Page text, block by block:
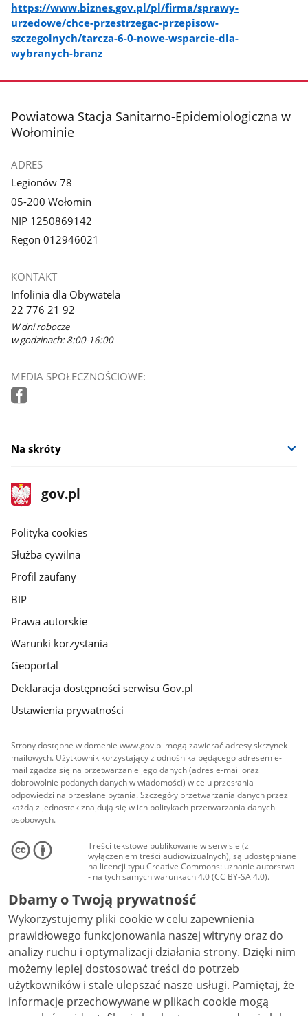
https://www.biznes.gov.pl/pl/firma/sprawy-
urzedowe/chce-przestrzegac-przepisow-
szczegolnych/tarcza-6-0-nowe-wsparcie-dla-
wybranych-branz
stopka
Powiatowa Stacja Sanitarno-Epidemiologiczna w
Wołominie
ADRES
Legionów 78
05-200 Wołomin
NIP 1250869142
Regon 012946021
KONTAKT
Infolinia dla Obywatela
22 776 21 92
W dni robocze
w godzinach: 8:00-16:00
MEDIA SPOŁECZNOŚCIOWE:
Na skróty
stopka
gov.pl
Strona
gov.pl
gov.pl
Polityka cookies
Służba cywilna
Profil zaufany
BIP
Prawa autorskie
Warunki korzystania
Geoportal
Deklaracja dostępności serwisu Gov.pl
Ustawienia prywatności
Strony dostępne w domenie www.gov.pl mogą zawierać adresy skrzynek
mailowych. Użytkownik korzystający z odnośnika będącego adresem e-
mail zgadza się na przetwarzanie jego danych (adres e-mail oraz
dobrowolnie podanych danych w wiadomości) w celu przesłania
odpowiedzi na przesłane pytania. Szczegóły przetwarzania danych przez
każdą z jednostek znajdują się w ich politykach przetwarzania danych
osobowych.
Treści tekstowe publikowane w serwisie (z
wyłączeniem treści audiowizualnych), są udostępniane
na licencji typu Creative Commons: uznanie autorstwa
- na tych samych warunkach 4.0 (CC BY-SA 4.0).
Materiały audiowizualne, w tym zdjęcia, materiały
audio i wideo, są udostępniane na licencji typu
Creative Commons: uznanie autorstwa użycie
niekomercyjne - bez utworów zależnych 4.0 (CC BY-
NC-ND 4.0), o ile nie jest to stwierdzone inaczej.
Dbamy o Twoją prywatność
Wykorzystujemy pliki cookie w celu zapewnienia
prawidłowego funkcjonowania naszej witryny oraz do
analizy ruchu i optymalizacji działania strony. Dzięki nim
możemy lepiej dostosować treści do potrzeb
użytkowników i stale ulepszać nasze usługi. Pamiętaj, że
informacje przechowywane w plikach cookie mogą